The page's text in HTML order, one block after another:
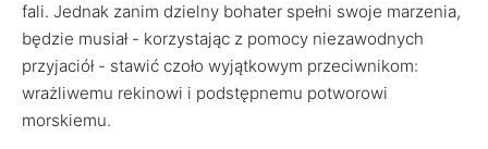
fali. Jednak zanim dzielny bohater spełni swoje marzenia,
będzie musiał - korzystając z pomocy niezawodnych
przyjaciół - stawić czoło wyjątkowym przeciwnikom:
wrażliwemu rekinowi i podstępnemu potworowi
morskiemu.